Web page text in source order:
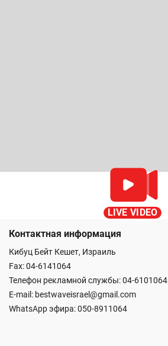
LIVE VIDEO
Контактная информация
Кибуц Бейт Кешет, Израиль
Fax: 04-6141064
Телефон рекламной службы: 04-6101064
E-mail: bestwaveisrael@gmail.com
WhatsApp эфира:050-8911064